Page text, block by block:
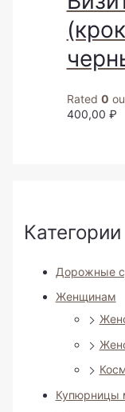
Категории
Дорожные
Женщинам
Купюрницы
Rated 0
400,00 ₽